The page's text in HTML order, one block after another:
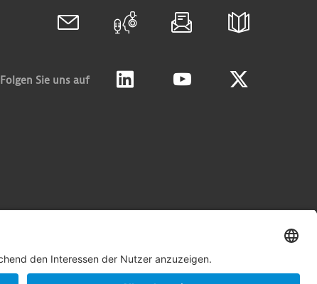
Folgen Sie uns auf